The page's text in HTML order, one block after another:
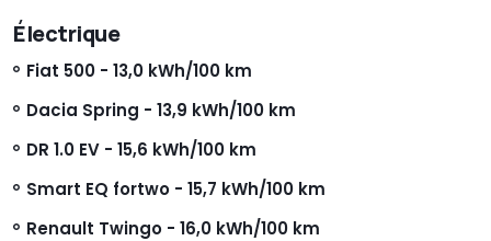
Électrique
Fiat 500 - 13,0 kWh/100 km
Dacia Spring - 13,9 kWh/100 km
DR 1.0 EV - 15,6 kWh/100 km
Smart EQ fortwo - 15,7 kWh/100 km
Renault Twingo - 16,0 kWh/100 km